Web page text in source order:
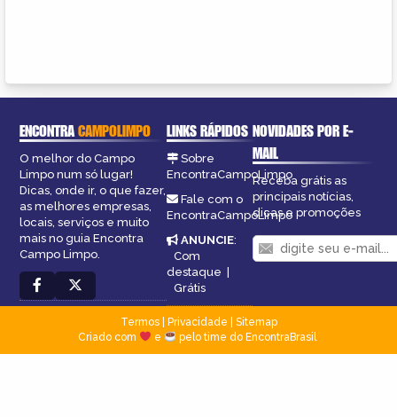
ENCONTRACAMPOLIMPO
O melhor do Campo
Limpo num só lugar!
Dicas, onde ir, o que fazer,
as melhores empresas,
locais, serviços e muito
mais no guia Encontra
Campo Limpo.
LINKS RÁPIDOS
Sobre
EncontraCampoLimpo
Fale com o
EncontraCampoLimpo
ANUNCIE:
Com
destaque |
Grátis
NOVIDADES POR E-
MAIL
Receba grátis as
principais notícias,
dicas e promoções
Termos| Privacidade
Sitemap
Criado com
e pelo time do EncontraBrasil